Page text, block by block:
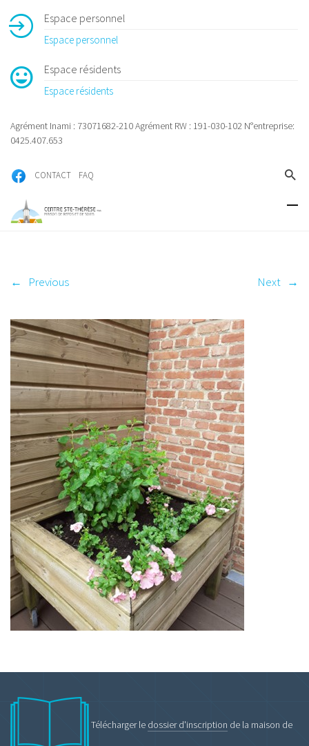
Espace personnel
Espace personnel
Espace résidents
Espace résidents
Agrément Inami : 73071682-210 Agrément RW : 191-030-102 N°entreprise:
0425.407.653
CONTACT FAQ
← Previous Next →
Télécharger le dossier d'inscription de la maison de